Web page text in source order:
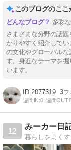
このブログのここ
多彩
さまざまな分野の話
かりやすく紹介して
の文化やグローバルな
す。身近なテーマを
います。
2077319 3
週間IN:0 週間OUT:8
12
みーカー日